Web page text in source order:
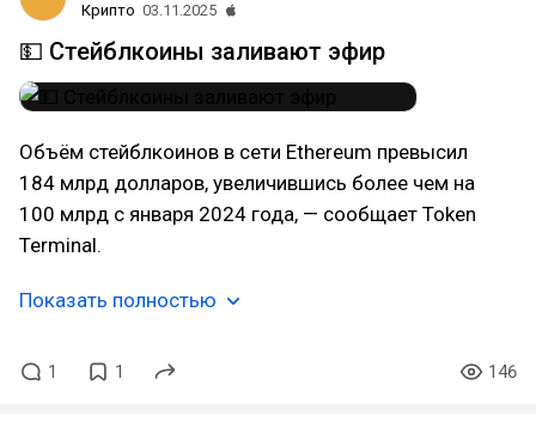
Крипто 03.11.2025
💵 Стейблкоины заливают эфир
Объём стейблкоинов в сети Ethereum превысил
184 млрд долларов, увеличившись более чем на
100 млрд с января 2024 года, — сообщает Token
Terminal.
Показать полностью
1 1 146